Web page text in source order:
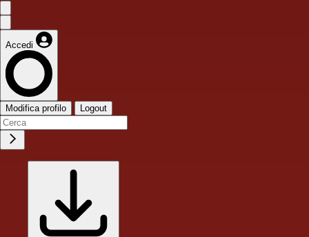
Accedi
Modifica profilo Logout